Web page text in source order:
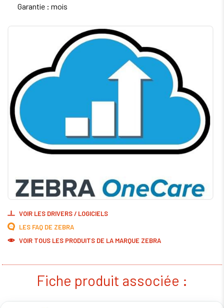
VOIR LES DRIVERS / LOGICIELS
LES FAQ DE ZEBRA
VOIR TOUS LES PRODUITS DE LA MARQUE ZEBRA
Garantie : mois
Fiche produit associée :